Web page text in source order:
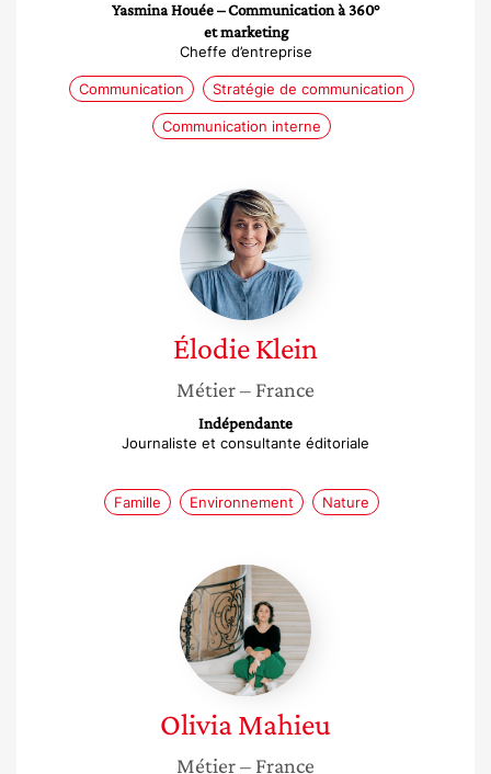
Yasmina Houée – Communication à 360°
et marketing
Cheffe d’entreprise
Communication Stratégie de communication
Communication interne
Élodie
Klein
ÉlodieKlein
Métier– France
Indépendante
Journaliste et consultante éditoriale
Famille Environnement Nature
Olivia
Mahieu
OliviaMahieu
Métier– France